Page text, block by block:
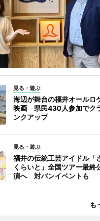
見る・遊ぶ
海辺が舞台の福井オールロ
映画 県民430人参加でク
ンクアップ
見る・遊ぶ
福井の伝統工芸アイドル「
くらいと」全国ツアー最終
演へ 対バンイベントも
も